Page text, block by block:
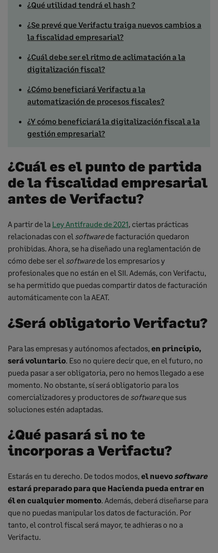
¿Qué utilidad tendrá el hash ?
¿Se prevé que Verifactu traiga nuevos cambios a
la fiscalidad empresarial?
¿Cuál debe ser el ritmo de aclimatación a la
digitalización fiscal?
¿Cómo beneficiará Verifactu a la
automatización de procesos fiscales?
¿Y cómo beneficiará la digitalización fiscal a la
gestión empresarial?
¿Cuál es el punto de partida
de la fiscalidad empresarial
antes de Verifactu?
A partir de la Ley Antifraude de 2021, ciertas prácticas
relacionadas con el softwarede facturación quedaron
prohibidas. Ahora, se ha diseñado una reglamentación de
cómo debe ser el softwarede los empresarios y
profesionales que no están en el SII. Además, con Verifactu,
se ha permitido que puedas compartir datos de facturación
automáticamente con la AEAT.
¿Será obligatorio Verifactu?
Para las empresas y autónomos afectados, en principio,
será voluntario. Eso no quiere decir que, en el futuro, no
pueda pasar a ser obligatoria, pero no hemos llegado a ese
momento. No obstante, sí será obligatorio para los
comercializadores y productores de softwareque sus
soluciones estén adaptadas.
¿Qué pasará si no te
incorporas a Verifactu?
Estarás en tu derecho. De todos modos, el nuevosoftware
estará preparado para que Hacienda pueda entrar en
él en cualquier momento. Además, deberá diseñarse para
que no puedas manipular los datos de facturación. Por
tanto, el control fiscal será mayor, te adhieras o no a
Verifactu.